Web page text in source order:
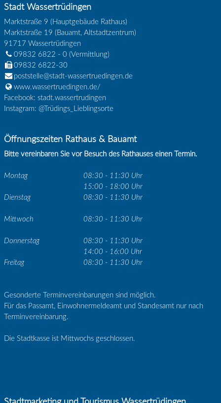
Stadt Wassertrüdingen
Marktstraße 9 (Hauptgebäude Rathaus)
Marktstraße 19 (Bauamt, Altstadtzentrum)
91717 Wassertrüdingen
09832 6822 - 0(Vermittlung)
09832 6822-30
poststelle@stadt-wassertruedingen.de
www.wassertruedingen.de/
Facebook: stadt.wassertrudingen
Instagram: @Trüdings_Lieblingsorte
Öffnungszeiten Rathaus & Bauamt
Bitte vereinbaren Sie vor Besuch des Rathauses einen Termin.
Montag
08:30 - 11:30 Uhr
15:00 - 18:00 Uhr
Dienstag
08:30 - 11:30 Uhr
Mittwoch 08:30 - 11:30 Uhr
Donnerstag
08:30 - 11:30 Uhr
14:00 - 16:00 Uhr
Freitag
08:30 - 11:30 Uhr
Gesonderte Terminvereinbarungen sind möglich.
Für das Passamt, Einwohnermeldeamt und Standesamt nur nach
Terminvereinbarung.
Die Stadtkasse ist Mittwochs geschlossen.